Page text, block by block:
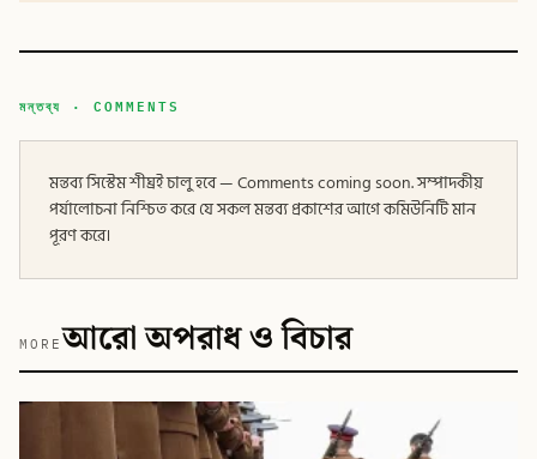
মন্তব্য · COMMENTS
মন্তব্য সিস্টেম শীঘ্রই চালু হবে — Comments coming soon. সম্পাদকীয়
পর্যালোচনা নিশ্চিত করে যে সকল মন্তব্য প্রকাশের আগে কমিউনিটি মান
পূরণ করে।
MOREআরো অপরাধ ও বিচার